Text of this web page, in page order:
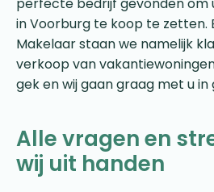
in Voorburg te koop te zetten.
Makelaar staan we namelijk
verkoop van
gek en wij gaan graag met u in
Alle vragen en
wij uit handen